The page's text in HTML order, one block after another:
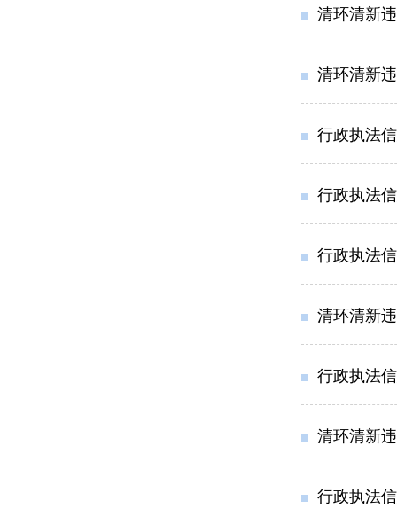
清环清新
清环清新
行政执法
行政执法
行政执法
清环清新
行政执法
清环清新
行政执法